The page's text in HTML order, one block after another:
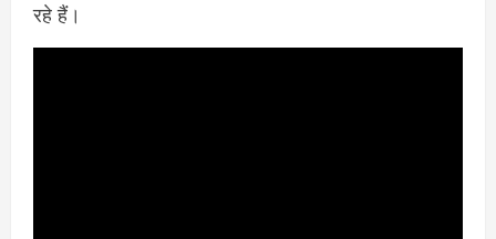
रहे हैं।